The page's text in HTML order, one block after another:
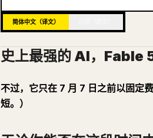
简体中文（译文）
史上最强的 AI，Fable 5
不过，它只在 7 月 7 日之前以固定
短。）